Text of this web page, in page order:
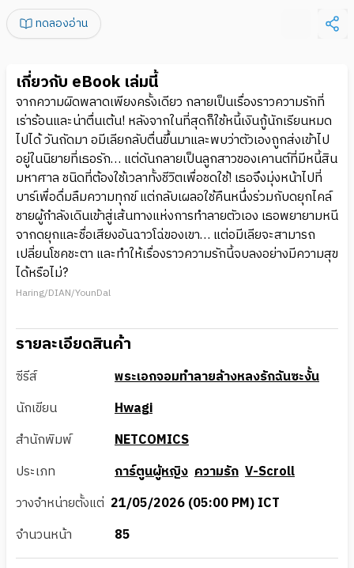
ทดลองอ่าน
เกี่ยวกับ eBook เล่มนี้
จากความผิดพลาดเพียงครั้งเดียว กลายเป็นเรื่องราวความรักที่
เร่าร้อนและน่าตื่นเต้น! หลังจากในที่สุดก็ใช้หนี้เงินกู้นักเรียนหมด
ไปได้ วันถัดมา อมีเลียกลับตื่นขึ้นมาและพบว่าตัวเองถูกส่งเข้าไป
อยู่ในนิยายที่เธอรัก… แต่ดันกลายเป็นลูกสาวของเคานต์ที่มีหนี้สิน
มหาศาล ชนิดที่ต้องใช้เวลาทั้งชีวิตเพื่อชดใช้! เธอจึงมุ่งหน้าไปที่
บาร์เพื่อดื่มลืมความทุกข์ แต่กลับเผลอใช้คืนหนึ่งร่วมกับดยุกไคล์
ชายผู้กำลังเดินเข้าสู่เส้นทางแห่งการทำลายตัวเอง เธอพยายามหนี
จากดยุกและชื่อเสียงอันฉาวโฉ่ของเขา… แต่อมีเลียจะสามารถ
เปลี่ยนโชคชะตา และทำให้เรื่องราวความรักนี้จบลงอย่างมีความสุข
ได้หรือไม่?
Haring/DIAN/YounDal
รายละเอียดสินค้า
ซีรีส์
พระเอกจอมทำลายล้างหลงรักฉันซะงั้น
นักเขียน
Hwagi
สำนักพิมพ์
NETCOMICS
ประเภท
การ์ตูนผู้หญิง ความรัก V-Scroll
วางจำหน่ายตั้งแต่ 21/05/2026 (05:00 PM) ICT
จำนวนหน้า
85